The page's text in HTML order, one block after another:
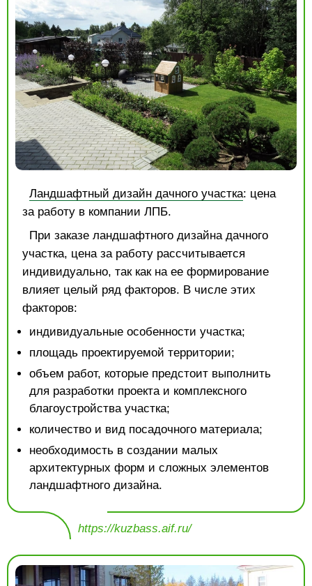
Ландшафтный дизайн дачного участка: цена
за работу в компании ЛПБ.
При заказе ландшафтного дизайна дачного
участка, цена за работу рассчитывается
индивидуально, так как на ее формирование
влияет целый ряд факторов. В числе этих
факторов:
индивидуальные особенности участка;
площадь проектируемой территории;
объем работ, которые предстоит выполнить
для разработки проекта и комплексного
благоустройства участка;
количество и вид посадочного материала;
необходимость в создании малых
архитектурных форм и сложных элементов
ландшафтного дизайна.
https://kuzbass.aif.ru/